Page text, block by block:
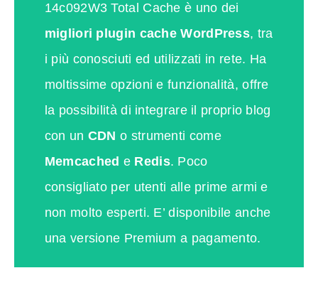
14c092W3 Total Cache è uno dei
migliori plugin cache WordPress, tra
i più conosciuti ed utilizzati in rete. Ha
moltissime opzioni e funzionalità, offre
la possibilità di integrare il proprio blog
con un CDN o strumenti come
Memcached e Redis. Poco
consigliato per utenti alle prime armi e
non molto esperti. E’ disponibile anche
una versione Premium a pagamento.